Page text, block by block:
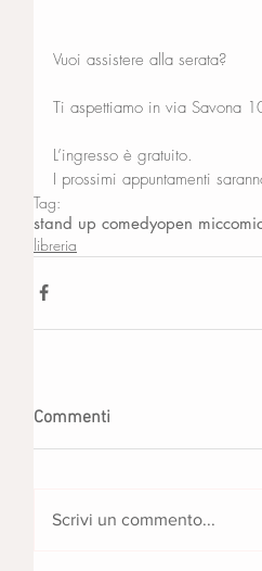
Vuoi assistere alla serata?
Ti aspettiamo in via Savona
L’ingresso è gratuito.
I prossimi appuntamenti
Tag:
stand up comedyopen mic
libreria
Commenti
Scrivi un commento...